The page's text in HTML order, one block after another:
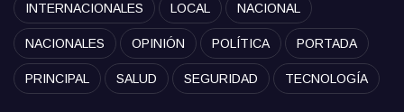
INTERNACIONALES LOCAL NACIONAL
NACIONALES OPINIÓN POLÍTICA PORTADA
PRINCIPAL SALUD SEGURIDAD TECNOLOGÍA